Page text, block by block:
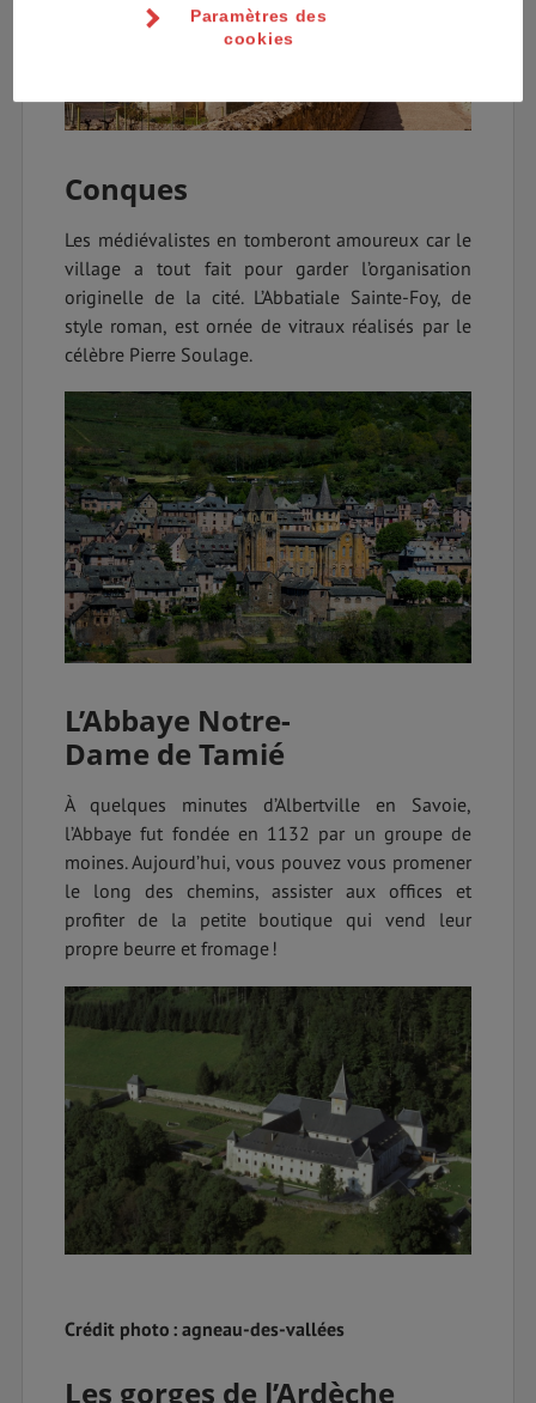
Conques
Les médiévalistes en tomberont amoureux car le
village a tout fait pour garder l’organisation
originelle de la cité. L’Abbatiale Sainte-Foy, de
style roman, est ornée de vitraux réalisés par le
célèbre Pierre Soulage.
L’Abbaye Notre-
Dame de Tamié
À quelques minutes d’Albertville en Savoie,
l’Abbaye fut fondée en 1132 par un groupe de
moines. Aujourd’hui, vous pouvez vous promener
le long des chemins, assister aux offices et
profiter de la petite boutique qui vend leur
propre beurre et fromage !
Crédit photo : agneau-des-vallées
Les gorges de l’Ardèche
Paramètres des
cookies